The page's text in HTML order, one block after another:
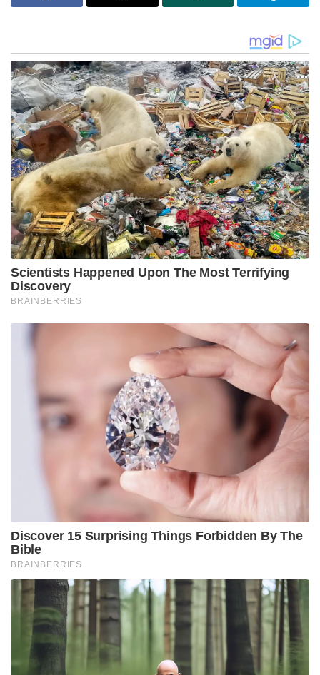
നേടിയപ്പോൾ കോഹ്‌ലിയെ തീർക്കാൻ താൻ എങ്ങനെ
“ഈ ടെസ്റ്റ് മത്സരത്തിൽ, വിക്കറ്റ് വളരെ ഫ്ലാറ്റ്
ആയിരുന്നു എന്ന് എനിക്ക് ഓർമ്മയുണ്ട്, പക്ഷേ കുറച്ച്
പേസും ബൗൺസും ഉണ്ടായിരുന്നു. ഈഡൻ പാർക്ക്
വളരെ ചെറിയ ഗ്രൗണ്ടാണ്. പക്ഷെ അവിടെ
സൂക്ഷിച്ചില്ലെങ്കിൽ പണി കിട്ടും. രണ്ട് ബൗൺസറുകൾ
എറിഞ്ഞതും അവർ അത് എങ്ങനെ കളിച്ചെന്നും
ഞാൻ ഓർക്കുന്നു. പ്രത്യേകിച്ച് [വിരാട്] കോഹ്‌ലി
അൽപ്പം അസ്വസ്ഥനായി കാണപ്പെട്ടു. ഷോട്ടുകൾ
കളിക്കണോ വേണ്ടയോ എന്നും എങ്ങനെ
കളിക്കണമെന്നും അദ്ദേഹത്തിന് അറിയില്ലായിരുന്നു,”
റെഡ് ഇങ്കർ ക്രിക്കറ്റ് പോഡ്‌കാസ്റ്റിൽ വാഗ്നർ പറഞ്ഞു.
“കോഹ്‌ലി അന്ന് ശരിക്കും ബുദ്ധിമുട്ടി. സ്ക്വയറിന്
ആ മിസ് ഹിറ്റ് ബിജെ വാട്ട്ലിങ് കൈയിലൊതുക്കി.
പിന്നീട് ധോണിയും ജഡേജയും നല്ല ഒരു ഇന്നിംഗ്സ്
“ധോണി അന്ന് നന്നായി കളിച്ചു എന്ന് ഞാൻ
ഓർക്കുന്നു. എന്റെ പല തന്ത്രങ്ങളും അവനെ
വീഴ്ത്താൻ പറ്റുന്നത് ആയിരുന്നില്ല. പക്ഷെ ഞാൻ
എന്റെ തന്ത്രത്തിൽ ഉറച്ചു നിന്നു. അതിൽ നിന്ന്
എനിക്ക് ധോണിയുടെ വിക്കറ്റും കിട്ടി.” വാഗ്നർ
പറഞ്ഞു.
മത്സരത്തിൽ 40 റൺസിനായിരുന്നു ന്യൂസിലൻഡ്
ജയം.